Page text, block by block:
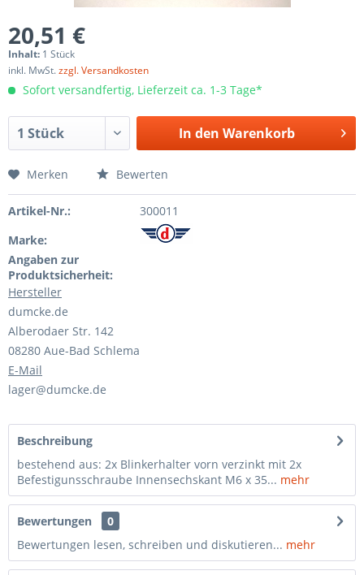
20,51 €
Inhalt: 1 Stück
inkl. MwSt.zzgl. Versandkosten
Sofort versandfertig, Lieferzeit ca. 1-3 Tage*
In den Warenkorb
Merken Bewerten
Artikel-Nr.:
300011
Marke:
Angaben zur
Produktsicherheit:
Hersteller
dumcke.de
Alberodaer Str. 142
08280 Aue-Bad Schlema
E-Mail
lager@dumcke.de
Beschreibung
bestehend aus: 2x Blinkerhalter vorn verzinkt mit 2x
Befestigunsschraube Innensechskant M6 x 35... mehr
Bewertungen
0
Bewertungen lesen, schreiben und diskutieren... mehr